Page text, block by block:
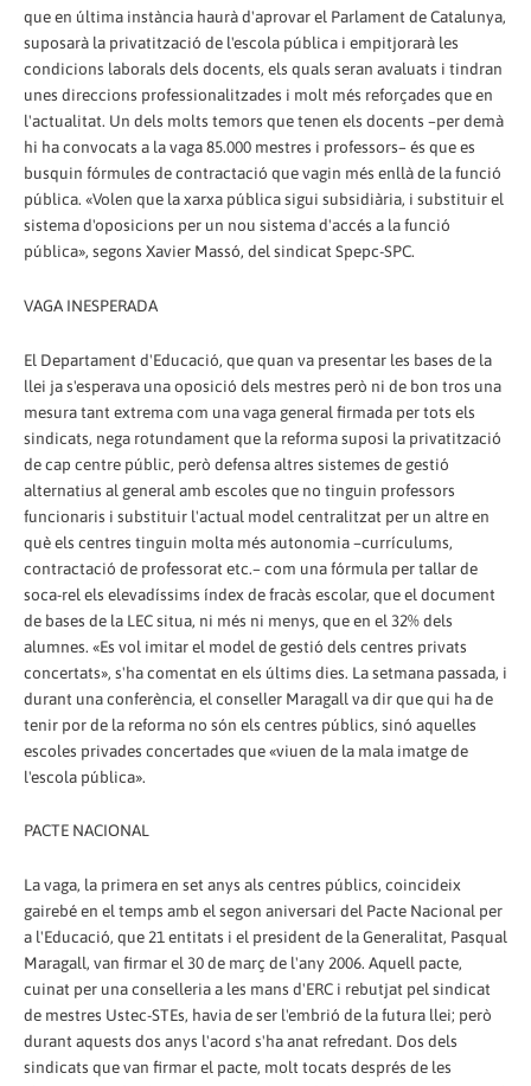
que en última instància haurà d'aprovar el Parlament de Catalunya,
suposarà la privatització de l'escola pública i empitjorarà les
condicions laborals dels docents, els quals seran avaluats i tindran
unes direccions professionalitzades i molt més reforçades que en
l'actualitat. Un dels molts temors que tenen els docents –per demà
hi ha convocats a la vaga 85.000 mestres i professors– és que es
busquin fórmules de contractació que vagin més enllà de la funció
pública. «Volen que la xarxa pública sigui subsidiària, i substituir el
sistema d'oposicions per un nou sistema d'accés a la funció
pública», segons Xavier Massó, del sindicat Spepc-SPC.
VAGA INESPERADA
El Departament d'Educació, que quan va presentar les bases de la
llei ja s'esperava una oposició dels mestres però ni de bon tros una
mesura tant extrema com una vaga general firmada per tots els
sindicats, nega rotundament que la reforma suposi la privatització
de cap centre públic, però defensa altres sistemes de gestió
alternatius al general amb escoles que no tinguin professors
funcionaris i substituir l'actual model centralitzat per un altre en
què els centres tinguin molta més autonomia –currículums,
contractació de professorat etc.– com una fórmula per tallar de
soca-rel els elevadíssims índex de fracàs escolar, que el document
de bases de la LEC situa, ni més ni menys, que en el 32% dels
alumnes. «Es vol imitar el model de gestió dels centres privats
concertats», s'ha comentat en els últims dies. La setmana passada, i
durant una conferència, el conseller Maragall va dir que qui ha de
tenir por de la reforma no són els centres públics, sinó aquelles
escoles privades concertades que «viuen de la mala imatge de
l'escola pública».
PACTE NACIONAL
La vaga, la primera en set anys als centres públics, coincideix
gairebé en el temps amb el segon aniversari del Pacte Nacional per
a l'Educació, que 21 entitats i el president de la Generalitat, Pasqual
Maragall, van firmar el 30 de març de l'any 2006. Aquell pacte,
cuinat per una conselleria a les mans d'ERC i rebutjat pel sindicat
de mestres Ustec-STEs, havia de ser l'embrió de la futura llei; però
durant aquests dos anys l'acord s'ha anat refredant. Dos dels
sindicats que van firmar el pacte, molt tocats després de les